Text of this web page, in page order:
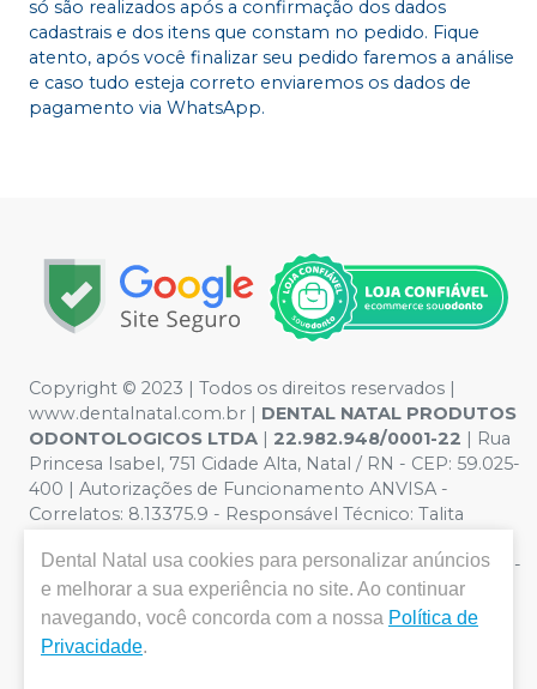
só são realizados após a confirmação dos dados
cadastrais e dos itens que constam no pedido. Fique
atento, após você finalizar seu pedido faremos a análise
e caso tudo esteja correto enviaremos os dados de
pagamento via WhatsApp.
Copyright © 2023 | Todos os direitos reservados |
www.dentalnatal.com.br | DENTAL NATAL PRODUTOS
ODONTOLOGICOS LTDA
22.982.948/0001-22 | Rua
Princesa Isabel, 751 Cidade Alta, Natal / RN - CEP: 59.025-
400 | Autorizações de Funcionamento ANVISA -
Correlatos: 8.13375.9 - Responsável Técnico: Talita
Privacidade e Segurança - Fotos meramente ilustrativas -
Os preços e condições da loja virtual estão sujeitos a
alterações. Em caso de divergência de preços no site, o
valor válido é o do Carrinho de Compra. Não vendemos
Dental Natal usa cookies para personalizar anúncios
e melhorar a sua experiência no site. Ao continuar
navegando, você concorda com a nossa Política de
Privacidade.